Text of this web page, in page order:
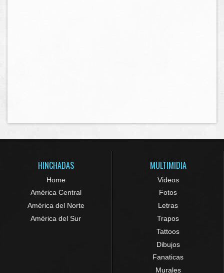
HINCHADAS
Home
América Central
América del Norte
América del Sur
MULTIMIDIA
Videos
Fotos
Letras
Trapos
Tattoos
Dibujos
Fanaticas
Murales